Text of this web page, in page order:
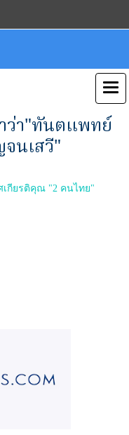
ว่า"ทันตแพทย์
นเสวี"
กียรติคุณ "2 คนไทย"